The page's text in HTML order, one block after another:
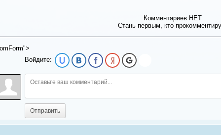
Комментариев НЕТ
Стань первым, кто
Войдите:
Отправить